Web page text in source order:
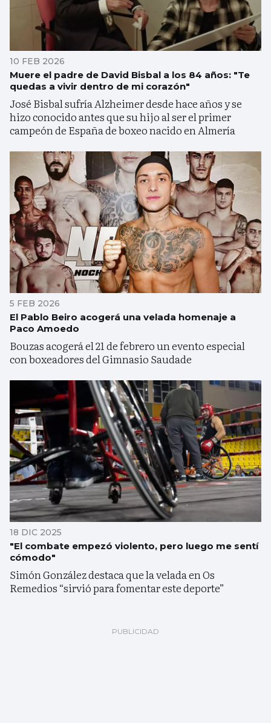
10 FEB 2026
Muere el padre de David Bisbal a los 84 años: "Te
quedas a vivir dentro de mi corazón"
José Bisbal sufría Alzheimer desde hace años y se
hizo conocido antes que su hijo al ser el primer
campeón de España de boxeo nacido en Almería
5 FEB 2026
El Pablo Beiro acogerá una velada homenaje a
Paco Amoedo
Bouzas acogerá el 21 de febrero un evento especial
con boxeadores del Gimnasio Saudade
18 DIC 2025
"El combate empezó violento, pero luego me sentí
cómodo"
Simón González destaca que la velada en Os
Remedios “sirvió para fomentar este deporte”